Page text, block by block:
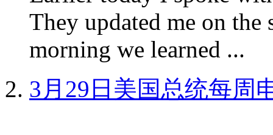
They updated me on the
morning we learned ...
3月29日美国总统每周